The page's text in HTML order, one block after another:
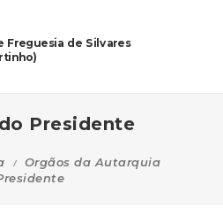
Freguesia de Silvares
Presidente
Orgãos da Autarquia